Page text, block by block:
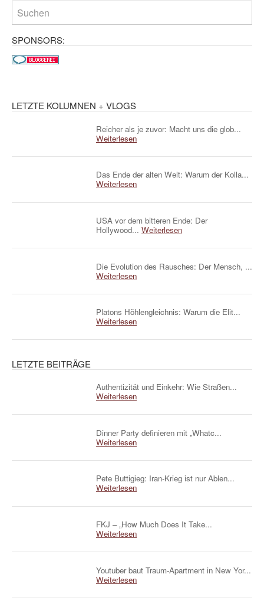
SPONSORS:
LETZTE KOLUMNEN + VLOGS
Reicher als je zuvor: Macht uns die glob...
Weiterlesen
Das Ende der alten Welt: Warum der Kolla...
Weiterlesen
USA vor dem bitteren Ende: Der
Hollywood... Weiterlesen
Die Evolution des Rausches: Der Mensch, ...
Weiterlesen
Platons Höhlengleichnis: Warum die Elit...
Weiterlesen
LETZTE BEITRÄGE
Authentizität und Einkehr: Wie Straßen...
Weiterlesen
Dinner Party definieren mit „Whatc...
Weiterlesen
Pete Buttigieg: Iran-Krieg ist nur Ablen...
Weiterlesen
FKJ – „How Much Does It Take...
Weiterlesen
Youtuber baut Traum-Apartment in New Yor...
Weiterlesen